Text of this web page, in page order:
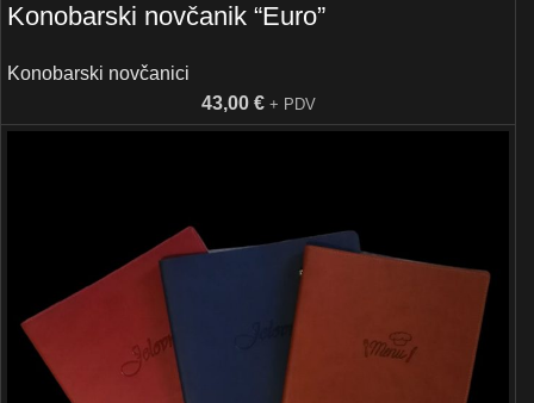
Konobarski novčanik “Euro”
Konobarski novčanici
43,00 € + PDV